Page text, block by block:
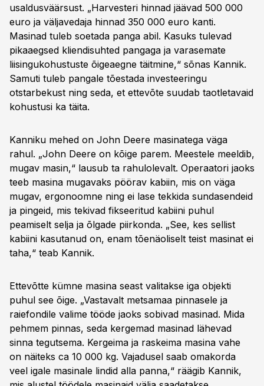
usaldusväärsust. „Harvesteri hinnad jäävad 500 000
euro ja väljavedaja hinnad 350 000 euro kanti.
Masinad tuleb soetada panga abil. Kasuks tulevad
pikaaegsed kliendisuhted pangaga ja varasemate
liisingukohustuste õigeaegne täitmine,“ sõnas Kannik.
Samuti tuleb pangale tõestada investeeringu
otstarbekust ning seda, et ettevõte suudab taotletavaid
kohustusi ka täita.
Kanniku mehed on John Deere masinatega väga
rahul. „John Deere on kõige parem. Meestele meeldib,
mugav masin,“ lausub ta rahulolevalt. Operaatori jaoks
teeb masina mugavaks pöörav kabiin, mis on väga
mugav, ergonoomne ning ei lase tekkida sundasendeid
ja pingeid, mis tekivad fikseeritud kabiini puhul
peamiselt selja ja õlgade piirkonda. „See, kes sellist
kabiini kasutanud on, enam tõenäoliselt teist masinat ei
taha,“ teab Kannik.
Ettevõtte kümne masina seast valitakse iga objekti
puhul see õige. „Vastavalt metsamaa pinnasele ja
raiefondile valime tööde jaoks sobivad masinad. Mida
pehmem pinnas, seda kergemad masinad lähevad
sinna tegutsema. Kergeima ja raskeima masina vahe
on näiteks ca 10 000 kg. Vajadusel saab omakorda
veel igale masinale lindid alla panna,“ räägib Kannik,